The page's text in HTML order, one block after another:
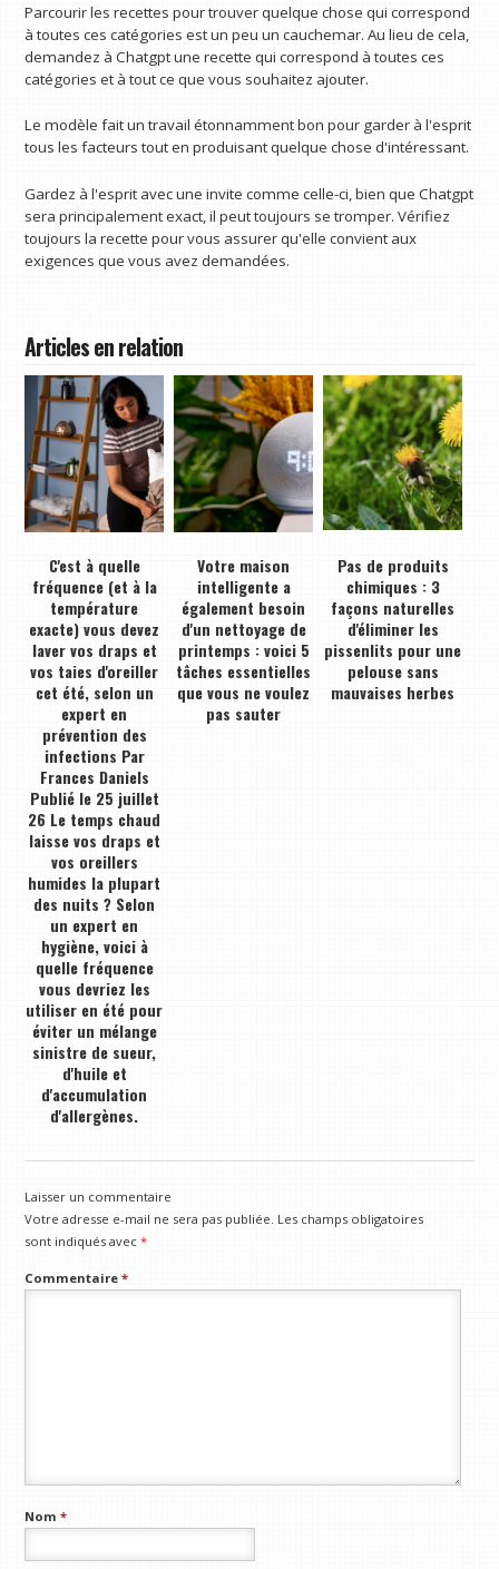
Parcourir les recettes pour trouver quelque chose qui correspond
à toutes ces catégories est un peu un cauchemar. Au lieu de cela,
demandez à Chatgpt une recette qui correspond à toutes ces
catégories et à tout ce que vous souhaitez ajouter.
Le modèle fait un travail étonnamment bon pour garder à l'esprit
tous les facteurs tout en produisant quelque chose d'intéressant.
Gardez à l'esprit avec une invite comme celle-ci, bien que Chatgpt
sera principalement exact, il peut toujours se tromper. Vérifiez
toujours la recette pour vous assurer qu'elle convient aux
exigences que vous avez demandées.
Articles en relation
C'est à quelle
fréquence (et à la
température
exacte) vous devez
laver vos draps et
vos taies d'oreiller
cet été, selon un
expert en
prévention des
infections Par
Frances Daniels
Publié le 25 juillet
26 Le temps chaud
laisse vos draps et
vos oreillers
humides la plupart
des nuits ? Selon
un expert en
hygiène, voici à
quelle fréquence
vous devriez les
utiliser en été pour
éviter un mélange
sinistre de sueur,
d'huile et
d'accumulation
d'allergènes.
Votre maison
intelligente a
également besoin
d'un nettoyage de
printemps : voici 5
tâches essentielles
que vous ne voulez
pas sauter
Pas de produits
chimiques : 3
façons naturelles
d'éliminer les
pissenlits pour une
pelouse sans
mauvaises herbes
Laisser un commentaire
Votre adresse e-mail ne sera pas publiée. Les champs obligatoires
sont indiqués avec*
Commentaire*
Nom*